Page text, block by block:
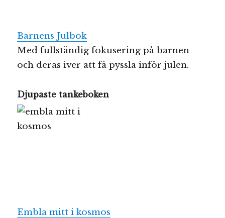
Barnens Julbok
Med fullständig fokusering på barnen
och deras iver att få pyssla inför julen.
Djupaste tankeboken
Embla mitt i kosmos